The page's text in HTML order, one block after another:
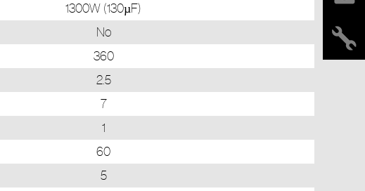
1300W (130µF)
No
360
2.5
7
1
60
5